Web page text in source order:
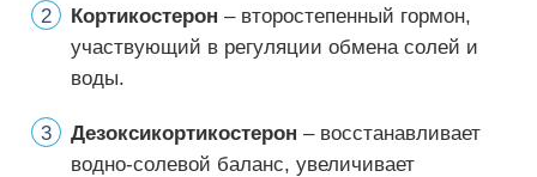
Кортикостерон – второстепенный гормон,
участвующий в регуляции обмена солей и
воды.
Дезоксикортикостерон – восстанавливает
водно-солевой баланс, увеличивает